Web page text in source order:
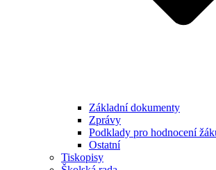
Základní dokumenty
Zprávy
Podklady pro hodnocení
Ostatní
Tiskopisy